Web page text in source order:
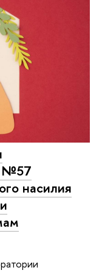
№57
насилия